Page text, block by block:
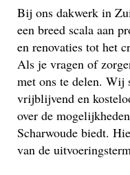
Bij ons dakwerk in
een breed scala aan
en renovaties tot het
Als je vragen of
met ons te delen. Wij
vrijblijvend en
over de
Scharwoude biedt.
van de